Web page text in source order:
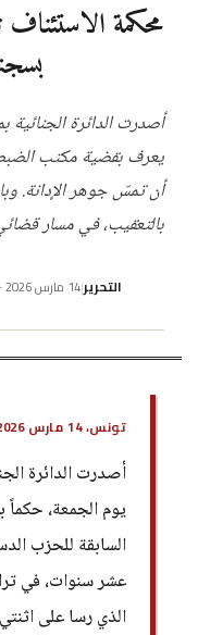
محكمة
أصدرت الدائرة
يعرف بقضية مكتب
أن تمسّ جوهر الإدانة.
بالتعقيب، في مسار
التحرير|14 مارس 2026 — الساعة 18:30
تونس، 14 مارس 2026
أصدرت الدائرة
يوم الجمعة،
السابقة للحزب
عشر سنوات، في
الذي رسا على